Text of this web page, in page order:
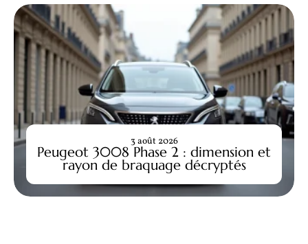
Peugeot 3008 Phase 2 : dimension et
rayon de braquage décryptés
3 août 2026